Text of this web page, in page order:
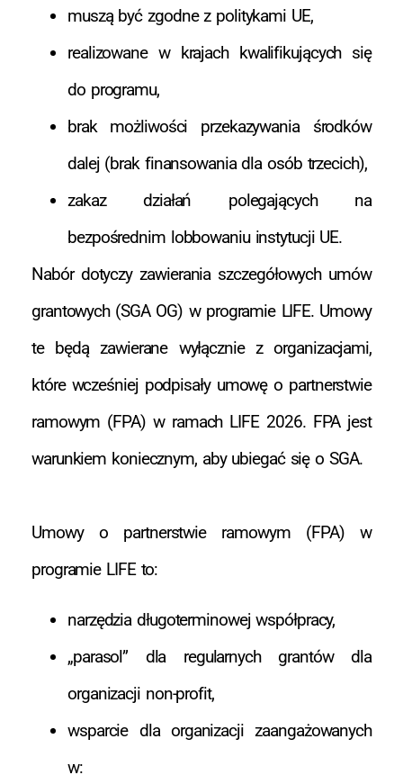
muszą być zgodne z politykami UE,
realizowane w krajach kwalifikujących się
do programu,
brak możliwości przekazywania środków
dalej (brak finansowania dla osób trzecich),
zakaz działań polegających na
bezpośrednim lobbowaniu instytucji UE.
Nabór dotyczy zawierania szczegółowych umów
grantowych (SGA OG) w programie LIFE. Umowy
te będą zawierane wyłącznie z organizacjami,
które wcześniej podpisały umowę o partnerstwie
ramowym (FPA) w ramach LIFE 2026. FPA jest
warunkiem koniecznym, aby ubiegać się o SGA.
Umowy o partnerstwie ramowym (FPA) w
programie LIFE to:
narzędzia długoterminowej współpracy,
„parasol” dla regularnych grantów dla
organizacji non-profit,
wsparcie dla organizacji zaangażowanych
w: